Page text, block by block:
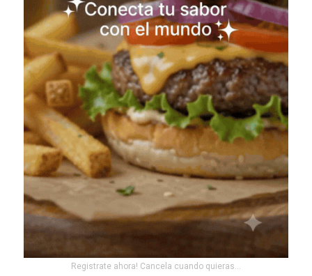
Registrate ahora! Cancela cuando quieras...